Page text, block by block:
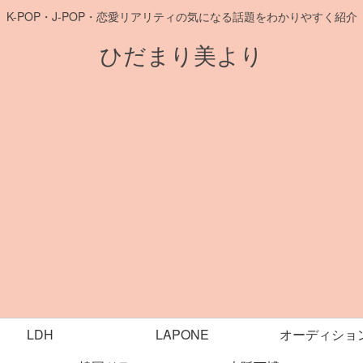
K-POP・J-POP・恋愛リアリティの気になる話題をわかりやすく紹介
ひだまり美より
LDH LAPONE オーディショ